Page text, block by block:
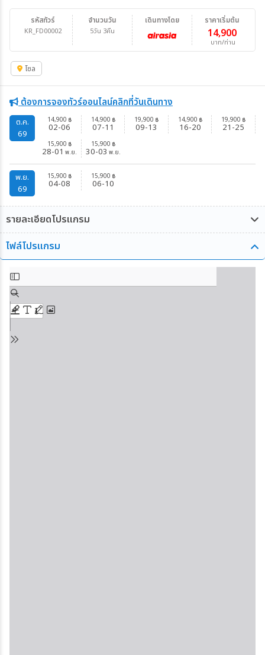
รหัสทัวร์
KR_FD00002
จำนวนวัน
5วัน 3คืน
ราคาเริ่มต้น
14,900
บาท/ท่าน
เดินทางโดย
โซล
ต้องการจองทัวร์ออนไลน์คลิกที่วันเดินทาง
ต.ค.
69
14,900 ฿
02-06
14,900 ฿
07-11
19,900 ฿
09-13
14,900 ฿
16-20
19,900 ฿
21-25
15,900 ฿
28-01 พ.ย.
15,900 ฿
30-03 พ.ย.
พ.ย.
69
15,900 ฿
04-08
15,900 ฿
06-10
รายละเอียดโปรแกรม
ไฟล์โปรแกรม